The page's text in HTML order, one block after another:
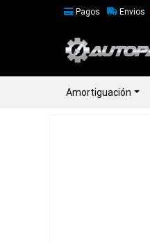
Pagos Envios
Amortiguación